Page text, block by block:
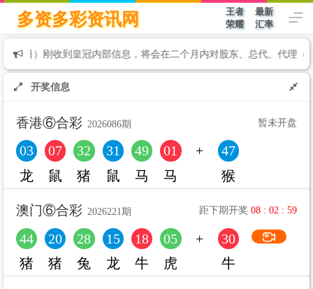
多资多彩资讯网
王者
荣耀
最新
汇率
刚收到皇冠内部信息，将会在二个月内对股东、总代、代理（包括
开奖信息